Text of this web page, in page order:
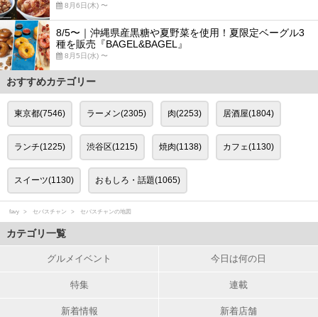
8月6日(木) 〜
8/5〜｜沖縄県産黒糖や夏野菜を使用！夏限定ベーグル3
種を販売『BAGEL&BAGEL』
8月5日(水) 〜
おすすめカテゴリー
東京都(7546) ラーメン(2305) 肉(2253) 居酒屋(1804)
ランチ(1225) 渋谷区(1215) 焼肉(1138) カフェ(1130)
スイーツ(1130) おもしろ・話題(1065)
favy セバスチャン セバスチャンの地図
カテゴリ一覧
グルメイベント 今日は何の日
特集 連載
新着情報 新着店舗